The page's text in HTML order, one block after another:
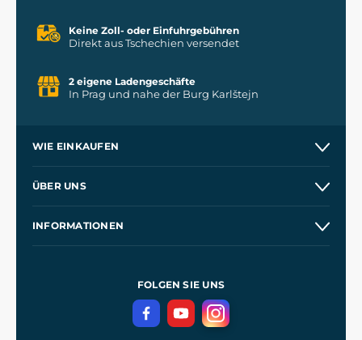
Keine Zoll- oder Einfuhrgebühren
Direkt aus Tschechien versendet
2 eigene Ladengeschäfte
In Prag und nahe der Burg Karlštejn
WIE EINKAUFEN
Kontakt
ÜBER UNS
INFORMATIONEN
DatenschutzerklärungFOLGEN SIE UNS